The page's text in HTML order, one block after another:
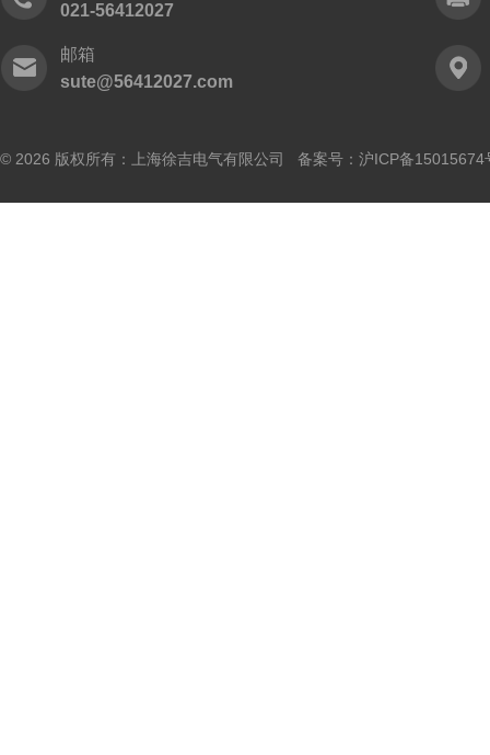
021-56412027
邮箱
sute@56412027.com
© 2026 版权所有：上海徐吉电气有限公司 备案号： 沪ICP备15015674